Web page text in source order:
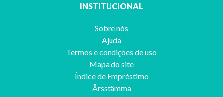
INSTITUCIONAL
Sobre nós
Ajuda
Termos e condições de uso
Mapa do site
Índice de Empréstimo
Årsstämma